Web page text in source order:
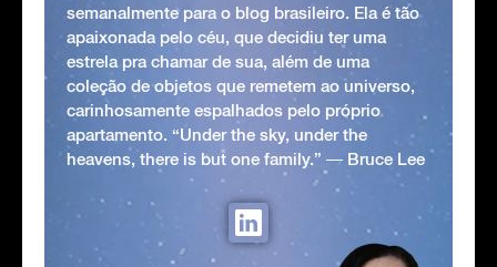
semanalmente para o blog brasileiro. Ela é tão
apaixonada pelo céu, que decidiu ter uma
estrela pra chamar de sua, além de uma
coleção de objetos que remetem ao universo,
carinhosamente espalhados pelo próprio
apartamento. “Under the sky, under the
heavens, there is but one family.” ― Bruce Lee